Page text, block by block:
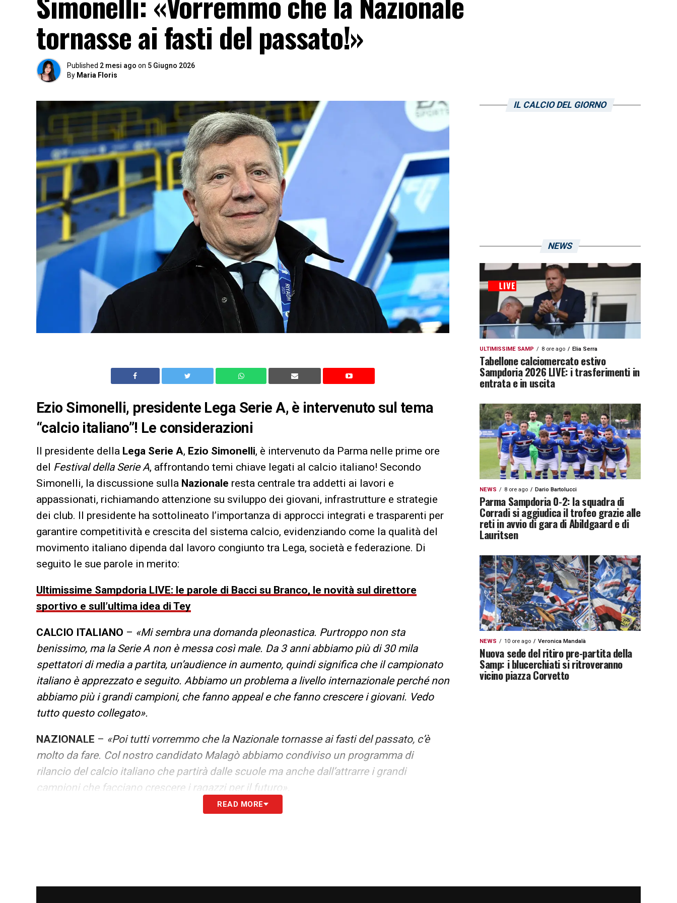
tornasse ai fasti del passato!»
Published 2 mesi ago on 5 Giugno 2026
By Maria Floris
Ezio Simonelli, presidente Lega Serie A, è intervenuto sul tema
“calcio italiano”! Le considerazioni
Il presidente della Lega Serie A, Ezio Simonelli, è intervenuto da Parma nelle prime ore
del Festival della Serie A, affrontando temi chiave legati al calcio italiano! Secondo
Simonelli, la discussione sulla Nazionale resta centrale tra addetti ai lavori e
appassionati, richiamando attenzione su sviluppo dei giovani, infrastrutture e strategie
dei club. Il presidente ha sottolineato l’importanza di approcci integrati e trasparenti per
garantire competitività e crescita del sistema calcio, evidenziando come la qualità del
movimento italiano dipenda dal lavoro congiunto tra Lega, società e federazione. Di
seguito le sue parole in merito:
Ultimissime Sampdoria LIVE: le parole di Bacci su Branco, le novità sul direttore
sportivo e sull’ultima idea di Tey
CALCIO ITALIANO – «Mi sembra una domanda pleonastica. Purtroppo non sta
benissimo, ma la Serie A non è messa così male. Da 3 anni abbiamo più di 30 mila
spettatori di media a partita, un’audience in aumento, quindi significa che il campionato
italiano è apprezzato e seguito. Abbiamo un problema a livello internazionale perché non
abbiamo più i grandi campioni, che fanno appeal e che fanno crescere i giovani. Vedo
tutto questo collegato».
NAZIONALE – «Poi tutti vorremmo che la Nazionale tornasse ai fasti del passato, c’è
molto da fare. Col nostro candidato Malagò abbiamo condiviso un programma di
rilancio del calcio italiano che partirà dalle scuole ma anche dall’attrarre i grandi
campioni che facciano crescere i ragazzi per il futuro».
READ MORE
IL CALCIO DEL GIORNO
NEWS
ULTIMISSIME SAMP 8 ore ago Elia Serra
Tabellone calciomercato estivo
Sampdoria 2026 LIVE: i trasferimenti in
entrata e in uscita
NEWS 8 ore ago Dario Bartolucci
Parma Sampdoria 0-2: la squadra di
Corradi si aggiudica il trofeo grazie alle
reti in avvio di gara di Abildgaard e di
Lauritsen
NEWS 10 ore ago Veronica Mandalà
Nuova sede del ritiro pre-partita della
Samp: i blucerchiati si ritroveranno
vicino piazza Corvetto